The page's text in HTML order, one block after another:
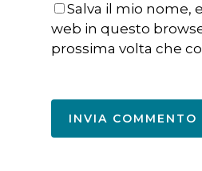
Salva il mio nome,
web in questo
prossima volta che